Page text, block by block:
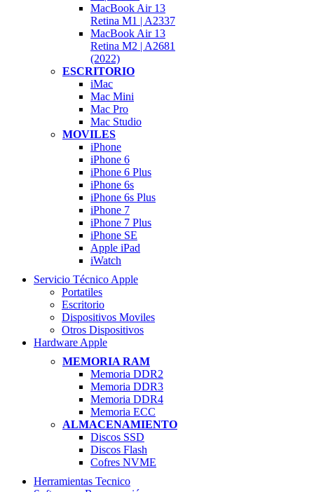
MacBook Air 13
Retina M1 | A2337
MacBook Air 13
Retina M2 | A2681
(2022)
ESCRITORIO
iMac
Mac Mini
Mac Pro
Mac Studio
MOVILES
iPhone
iPhone 6
iPhone 6 Plus
iPhone 6s
iPhone 6s Plus
iPhone 7
iPhone 7 Plus
iPhone SE
Apple iPad
iWatch
Servicio Técnico Apple
Portatiles
Escritorio
Dispositivos Moviles
Otros Dispositivos
Hardware Apple
MEMORIA RAM
Memoria DDR2
Memoria DDR3
Memoria DDR4
Memoria ECC
ALMACENAMIENTO
Discos SSD
Discos Flash
Cofres NVME
Herramientas Tecnico